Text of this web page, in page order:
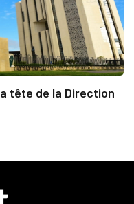
tête de la Direction